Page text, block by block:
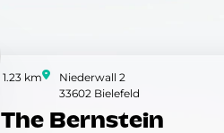
The Bernstein
1.23 km
Niederwall 2
33602 Bielefeld